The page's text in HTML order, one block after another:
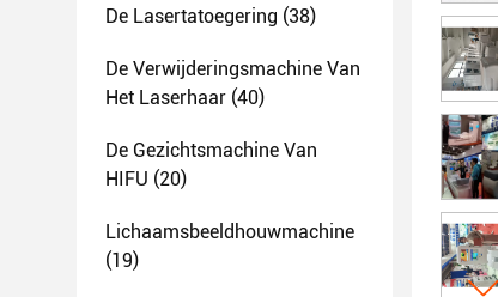
De Lasertatoegering (38)
De Verwijderingsmachine Van
Het Laserhaar (40)
De Gezichtsmachine Van
HIFU (20)
Lichaamsbeeldhouwmachine
(19)